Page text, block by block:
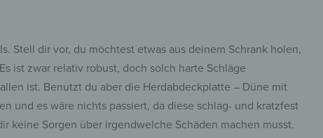
Stell dir vor, du möchtest etwas aus deinem Schrank holen,
ist zwar relativ robust, doch solch harte Schläge
ist. Benutzt du aber die Herdabdeckplatte – Düne mit
und es wäre nichts passiert, da diese schlag- und kratzfest
keine Sorgen über irgendwelche Schäden machen musst.